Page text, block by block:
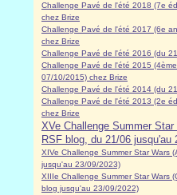
Challenge Pavé de l'été 2018 (7e
chez Brize
Challenge Pavé de l'été 2017 (6e
chez Brize
Challenge Pavé de l'été 2016 (du
Challenge Pavé de l'été 2015
07/10/2015) chez Brize
Challenge Pavé de l'été 2014 (du
Challenge Pavé de l'été 2013 (2e
chez Brize
XVe Challenge Summer
RSF blog, du 21/06 jusqu'au
XIVe Challenge Summer Star Wars
jusqu'au 23/09/2023)
XIIIe Challenge Summer Star Wars
blog jusqu'au 23/09/2022)